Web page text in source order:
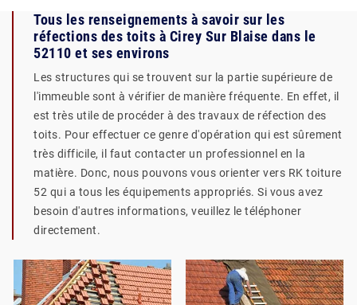
Tous les renseignements à savoir sur les
réfections des toits à Cirey Sur Blaise dans le
52110 et ses environs
Les structures qui se trouvent sur la partie supérieure de
l'immeuble sont à vérifier de manière fréquente. En effet, il
est très utile de procéder à des travaux de réfection des
toits. Pour effectuer ce genre d'opération qui est sûrement
très difficile, il faut contacter un professionnel en la
matière. Donc, nous pouvons vous orienter vers RK toiture
52 qui a tous les équipements appropriés. Si vous avez
besoin d'autres informations, veuillez le téléphoner
directement.